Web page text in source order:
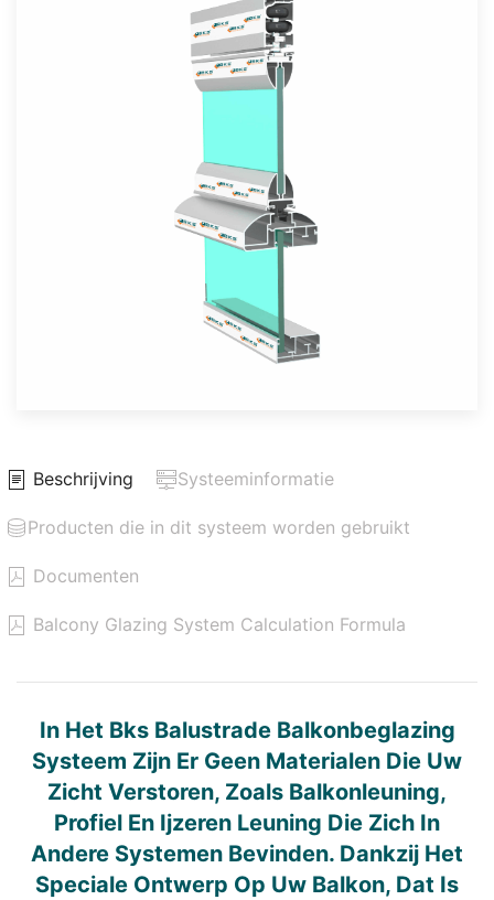
Beschrijving Systeeminformatie
Producten die in dit systeem worden gebruikt
Documenten
Balcony Glazing System Calculation Formula
In Het Bks Balustrade Balkonbeglazing
Systeem Zijn Er Geen Materialen Die Uw
Zicht Verstoren, Zoals Balkonleuning,
Profiel En Ijzeren Leuning Die Zich In
Andere Systemen Bevinden. Dankzij Het
Speciale Ontwerp Op Uw Balkon, Dat Is